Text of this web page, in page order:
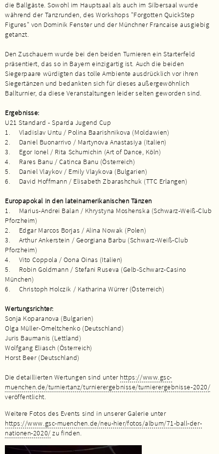
die Ballgäste. Sowohl im Hauptsaal als auch im Silbersaal wurde
während der Tanzrunden, des Workshops "Forgotten QuickStep
Figures" von Dominik Fenster und der Münchner Francaise ausgiebig
getanzt.
Den Zuschauern wurde bei den beiden Turnieren ein Starterfeld
präsentiert, das so in Bayern einzigartig ist. Auch die beiden
Siegerpaare würdigten das tolle Ambiente ausdrücklich vor ihren
Siegertänzen und bedankten sich für dieses außergewöhnlich
Ballturnier, da diese Veranstaltungen leider selten geworden sind.
Ergebnisse:
U21 Standard - Sparda Jugend Cup
1. Vladislav Untu / Polina Baarishnikova (Moldawien)
2. Daniel Buonarrivo / Martynova Anastasiya (Italien)
3. Egor Ionel / Rita Schumichin (Art of Dance, Köln)
4. Rares Banu / Catinca Banu (Österreich)
5. Daniel Vlaykov / Emily Vlaykova (Bulgarien)
6. David Hoffmann / Elisabeth Zbarashchuk (TTC Erlangen)
Europapokal in den lateinamerikanischen Tänzen
1. Marius-Andrei Balan / Khrystyna Moshenska (Schwarz-Weiß-Club
Pforzheim)
2. Edgar Marcos Borjas / Alina Nowak (Polen)
3. Arthur Ankerstein / Georgiana Barbu (Schwarz-Weiß-Club
Pforzheim)
4. Vito Coppola / Oona Oinas (Italien)
5. Robin Goldmann / Stefani Ruseva (Gelb-Schwarz-Casino
München)
6. Christoph Holczik / Katharina Würrer (Österreich)
Wertungsrichter:
Sonja Koparanova (Bulgarien)
Olga Müller-Omeltchenko (Deutschland)
Juris Baumanis (Lettland)
Wolfgang Eliasch (Österreich)
Horst Beer (Deutschland)
Die detaillierten Wertungen sind unter https://www.gsc-
muenchen.de/turniertanz/turnierergebnisse/turnierergebnisse-2020/
veröffentlicht.
Weitere Fotos des Events sind in unserer Galerie unter
https://www.gsc-muenchen.de/neu-hier/fotos/album/71-ball-der-
nationen-2020/ zu finden.